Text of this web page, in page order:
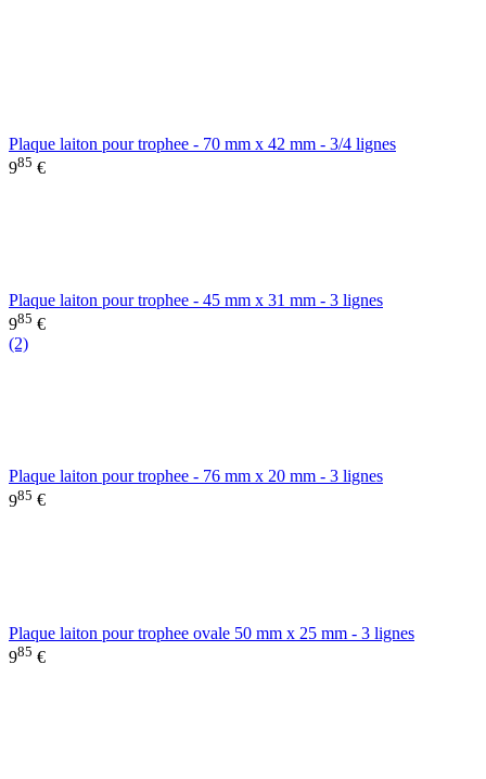
Plaque laiton pour trophee - 70 mm x 42 mm - 3/4 lignes
985 €
Plaque laiton pour trophee - 45 mm x 31 mm - 3 lignes
985 €
(2)
Plaque laiton pour trophee - 76 mm x 20 mm - 3 lignes
985 €
Plaque laiton pour trophee ovale 50 mm x 25 mm - 3 lignes
985 €